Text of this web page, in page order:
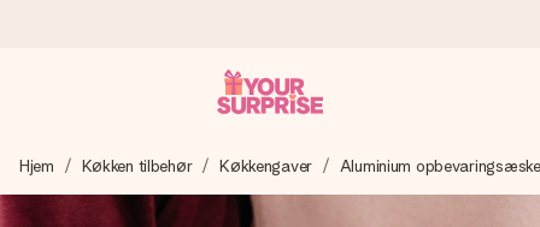
Vi laver din gave med omhu og sender den lynhurtigt – så
du kan give den på det helt rette tidspunkt, når den
betyder allermest.
Hjem Køkken tilbehør Køkkengaver Aluminium opbevaringsæske